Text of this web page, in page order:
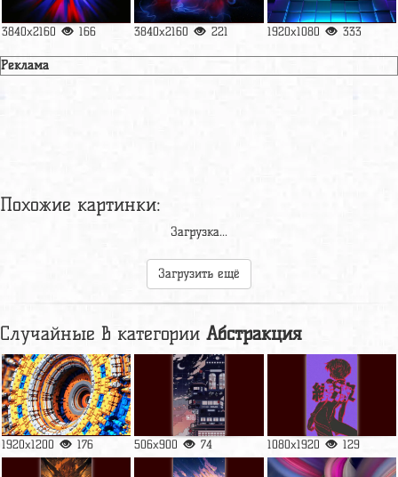
3840x2160 166 3840x2160 221 1920x1080 333
Реклама
Похожие картинки:
1920x1200 Абстракция 2560x1440 1920x1200